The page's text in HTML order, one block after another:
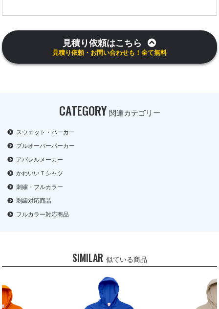
見積り依頼はこちら
見積り依頼・お問い合わせも！全て無料
CATEGORY 関連カテゴリー
スウェット・パーカー
プルオーバーパーカー
アパレルメーカー
かわいいＴシャツ
刺繍・フルカラー
刺繍対応商品
フルカラー対応商品
SIMILAR 似ている商品